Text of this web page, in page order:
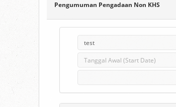
Pengumuman Pengadaan Non KHS